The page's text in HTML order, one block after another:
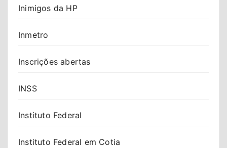
Inimigos da HP
Inmetro
Inscrições abertas
INSS
Instituto Federal
Instituto Federal em Cotia